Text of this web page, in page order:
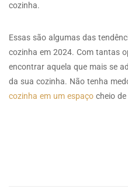
cozinha.
Essas são algumas das
cozinha em 2024. Com tantas
encontrar aquela que mais se
da sua cozinha. Não tenha
cozinha em um espaço cheio